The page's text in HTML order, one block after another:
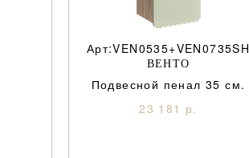
Арт:VEN0535+VEN0735SH
ВЕНТО
Подвесной пенал 35 см.
23 181 р.